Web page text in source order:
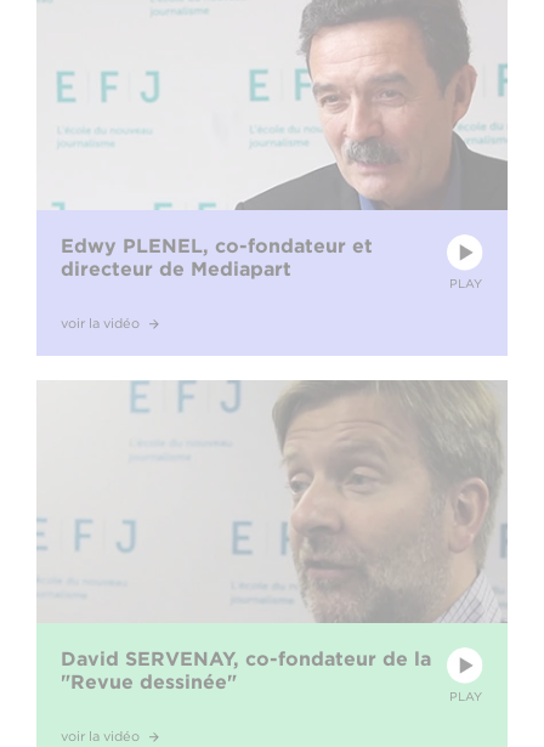
PLAY
Edwy PLENEL, co-fondateur et
directeur de Mediapart
voir la vidéo
PLAY
David SERVENAY, co-fondateur de la
"Revue dessinée"
voir la vidéo